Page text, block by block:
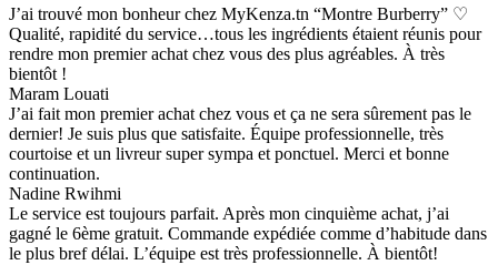
J’ai trouvé mon bonheur chez MyKenza.tn “Montre Burberry” ♡
Qualité, rapidité du service…tous les ingrédients étaient réunis pour
rendre mon premier achat chez vous des plus agréables. À très
bientôt !
Maram Louati
J’ai fait mon premier achat chez vous et ça ne sera sûrement pas le
dernier! Je suis plus que satisfaite. Équipe professionnelle, très
courtoise et un livreur super sympa et ponctuel. Merci et bonne
continuation.
Nadine Rwihmi
Le service est toujours parfait. Après mon cinquième achat, j’ai
gagné le 6ème gratuit. Commande expédiée comme d’habitude dans
le plus bref délai. L’équipe est très professionnelle. À bientôt!